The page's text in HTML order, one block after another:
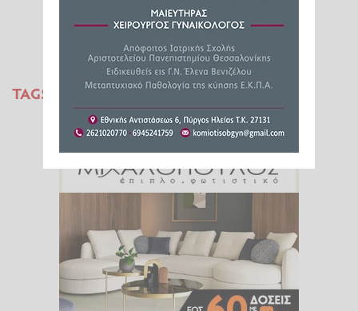
TAGS:
ΓΥΜΝΑΣΤΙΚΗ ΕΝΩΣΗ
ΠΕΤΟΣΦΑΙΡΙΣΗΣ ΠΥΡΓΟΥ
ΣΥΝΑΥΛΙΑ
FY TOQUEL